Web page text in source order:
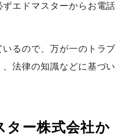
エドマスターからお電話
るので、万が一のトラブ
法律の知識などに基づい
ター株式会社か